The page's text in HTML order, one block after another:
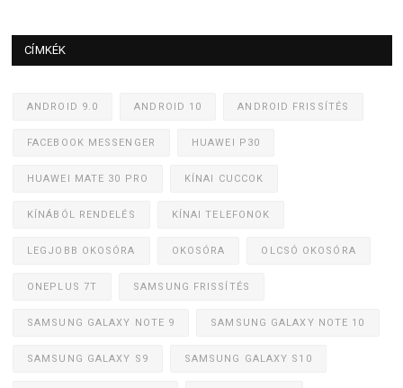
CÍMKÉK
ANDROID 9.0 ANDROID 10 ANDROID FRISSÍTÉS
FACEBOOK MESSENGER HUAWEI P30
HUAWEI MATE 30 PRO KÍNAI CUCCOK
KÍNÁBÓL RENDELÉS KÍNAI TELEFONOK
LEGJOBB OKOSÓRA OKOSÓRA OLCSÓ OKOSÓRA
ONEPLUS 7T SAMSUNG FRISSÍTÉS
SAMSUNG GALAXY NOTE 9 SAMSUNG GALAXY NOTE 10
SAMSUNG GALAXY S9 SAMSUNG GALAXY S10